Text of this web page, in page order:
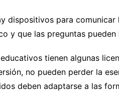
dispositivos para
y que las preguntas
tienen algunas
no pueden perder la
deben adaptarse a las